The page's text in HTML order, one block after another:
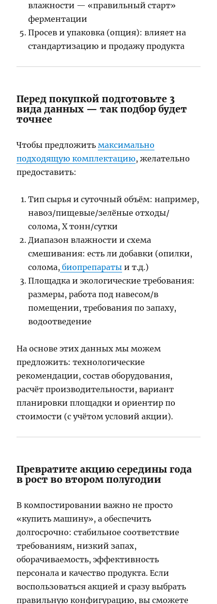
влажности — «правильный старт»
ферментации
Просев и упаковка (опция): влияет на
стандартизацию и продажу продукта
Перед покупкой подготовьте 3
вида данных — так подбор будет
точнее
Чтобы предложитьмаксимально
подходящую комплектацию, желательно
предоставить:
Тип сырья и суточный объём: например,
навоз/пищевые/зелёные отходы/
солома, X тонн/сутки
Диапазон влажности и схема
смешивания: есть ли добавки (опилки,
солома, биопрепараты и т.д.)
Площадка и экологические требования:
размеры, работа под навесом/в
помещении, требования по запаху,
водоотведение
На основе этих данных мы можем
предложить: технологические
рекомендации, состав оборудования,
расчёт производительности, вариант
планировки площадки и ориентир по
стоимости (с учётом условий акции).
Превратите акцию середины года
в рост во втором полугодии
В компостировании важно не просто
«купить машину», а обеспечить
долгосрочно: стабильное соответствие
требованиям, низкий запах,
оборачиваемость, эффективность
персонала и качество продукта. Если
воспользоваться акцией и сразу выбрать
правильную конфигурацию, вы сможете